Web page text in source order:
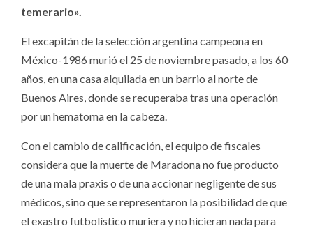
temerario».
El excapitán de la selección argentina campeona en
México-1986 murió el 25 de noviembre pasado, a los 60
años, en una casa alquilada en un barrio al norte de
Buenos Aires, donde se recuperaba tras una operación
por un hematoma en la cabeza.
Con el cambio de calificación, el equipo de fiscales
considera que la muerte de Maradona no fue producto
de una mala praxis o de una accionar negligente de sus
médicos, sino que se representaron la posibilidad de que
el exastro futbolístico muriera y no hicieran nada para